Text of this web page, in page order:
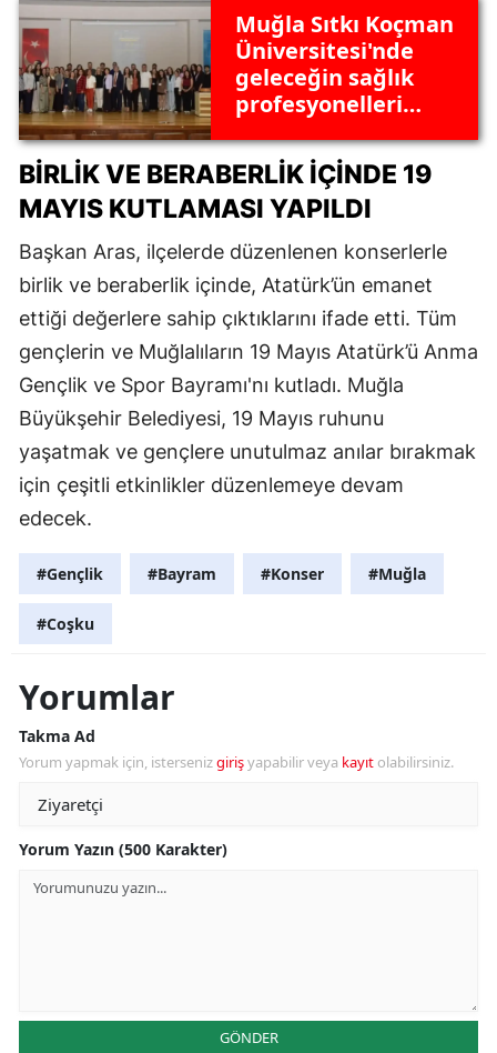
Muğla Sıtkı Koçman
Üniversitesi'nde
geleceğin sağlık
profesyonelleri
Sempozyumda 87
bildiri sunuldu!
BIRLIK VE BERABERLIK İÇINDE 19
MAYIS KUTLAMASI YAPILDI
Başkan Aras, ilçelerde düzenlenen konserlerle
birlik ve beraberlik içinde, Atatürk’ün emanet
ettiği değerlere sahip çıktıklarını ifade etti. Tüm
gençlerin ve Muğlalıların 19 Mayıs Atatürk’ü Anma
Gençlik ve Spor Bayramı'nı kutladı. Muğla
Büyükşehir Belediyesi, 19 Mayıs ruhunu
yaşatmak ve gençlere unutulmaz anılar bırakmak
için çeşitli etkinlikler düzenlemeye devam
edecek.
#Gençlik #Bayram #Konser #Muğla
#Coşku
Yorumlar
Takma Ad
Yorum yapmak için, istersenizgirişyapabilir veya kayıt olabilirsiniz.
Yorum Yazın (500 Karakter)
GÖNDER